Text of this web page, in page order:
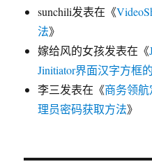
sunchili发表在《
法》
嫁给风的女孩发表在《
Jinitiator界面汉字方框
李三发表在《商务领
理员密码获取方法》